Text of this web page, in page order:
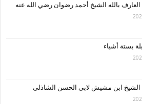
بالله الشيخ أحمد رضوان رضي الله عنه
بستة أشياء
الشيخ ابن مشيش لابى الحسن الشاذلى